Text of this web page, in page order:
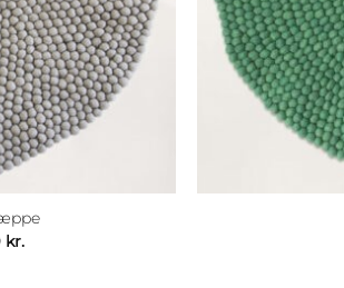
kr.Prisinterval: